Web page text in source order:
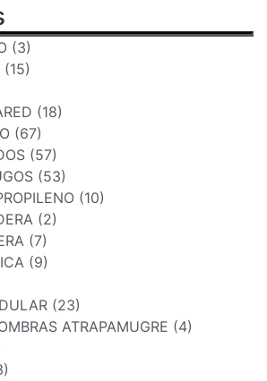
(3)
(15)
(18)
(67)
(57)
(53)
(10)
(2)
(7)
(9)
(23)
ATRAPAMUGRE (4)